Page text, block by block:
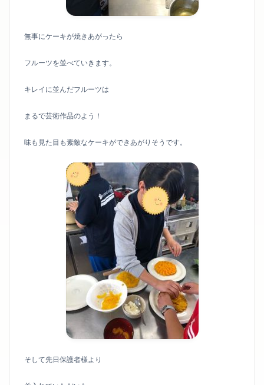
無事にケーキが焼きあがったら
フルーツを並べていきます。
キレイに並んだフルーツは
まるで芸術作品のよう！
味も見た目も素敵なケーキができあがりそうです。
そして先日保護者様より